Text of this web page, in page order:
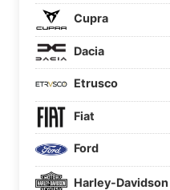
Cupra
Dacia
Etrusco
Fiat
Ford
Harley-Davidson